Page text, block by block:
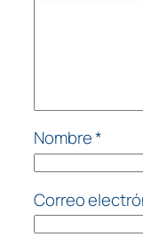
Nombre*
Correo